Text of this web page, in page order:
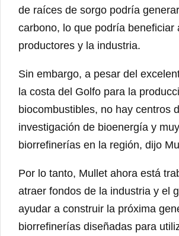
de raíces de sorgo podría
carbono, lo que podría beneficiar
productores y la industria.
Sin embargo, a pesar del
la costa del Golfo para la
biocombustibles, no hay centros
investigación de bioenergía y
biorrefinerías en la región, dijo
Por lo tanto, Mullet ahora está
atraer fondos de la industria y el
ayudar a construir la próxima
biorrefinerías diseñadas para